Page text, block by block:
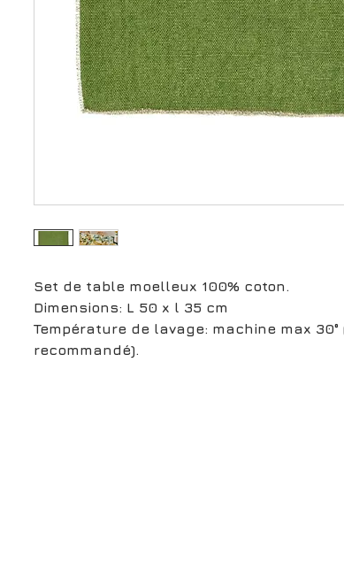
Set de table moelleux 100% coton.
Dimensions: L 50 x l 35 cm
Température de lavage: machine max 30°
recommandé).